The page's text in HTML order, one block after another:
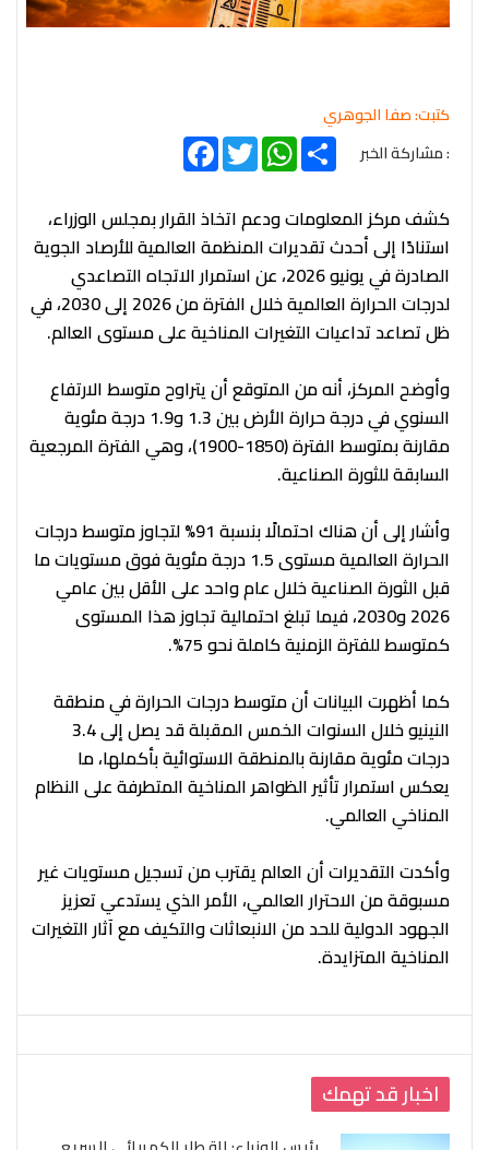
كتبت: صفا الجوهري
: مشاركة الخبر
FacebookTwitter
WhatsAppShare
كشف مركز المعلومات ودعم اتخاذ القرار بمجلس الوزراء،
استنادًا إلى أحدث تقديرات المنظمة العالمية للأرصاد الجوية
الصادرة في يونيو 2026، عن استمرار الاتجاه التصاعدي
لدرجات الحرارة العالمية خلال الفترة من 2026 إلى 2030، في
ظل تصاعد تداعيات التغيرات المناخية على مستوى العالم.
وأوضح المركز، أنه من المتوقع أن يتراوح متوسط الارتفاع
السنوي في درجة حرارة الأرض بين 1.3 و1.9 درجة مئوية
مقارنة بمتوسط الفترة (1850-1900)، وهي الفترة المرجعية
السابقة للثورة الصناعية.
وأشار إلى أن هناك احتمالًا بنسبة 91% لتجاوز متوسط درجات
الحرارة العالمية مستوى 1.5 درجة مئوية فوق مستويات ما
قبل الثورة الصناعية خلال عام واحد على الأقل بين عامي
2026 و2030، فيما تبلغ احتمالية تجاوز هذا المستوى
كمتوسط للفترة الزمنية كاملة نحو 75%.
كما أظهرت البيانات أن متوسط درجات الحرارة في منطقة
النينيو خلال السنوات الخمس المقبلة قد يصل إلى 3.4
درجات مئوية مقارنة بالمنطقة الاستوائية بأكملها، ما
يعكس استمرار تأثير الظواهر المناخية المتطرفة على النظام
المناخي العالمي.
وأكدت التقديرات أن العالم يقترب من تسجيل مستويات غير
مسبوقة من الاحترار العالمي، الأمر الذي يستدعي تعزيز
الجهود الدولية للحد من الانبعاثات والتكيف مع آثار التغيرات
المناخية المتزايدة.
اخبار قد تهمك